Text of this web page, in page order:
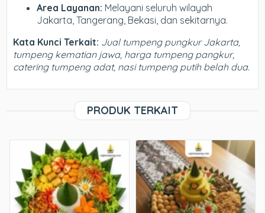
Area Layanan: Melayani seluruh wilayah
Jakarta, Tangerang, Bekasi, dan sekitarnya.
Kata Kunci Terkait: Jual tumpeng pungkur Jakarta,
tumpeng kematian jawa, harga tumpeng pangkur,
catering tumpeng adat, nasi tumpeng putih belah dua.
PRODUK TERKAIT